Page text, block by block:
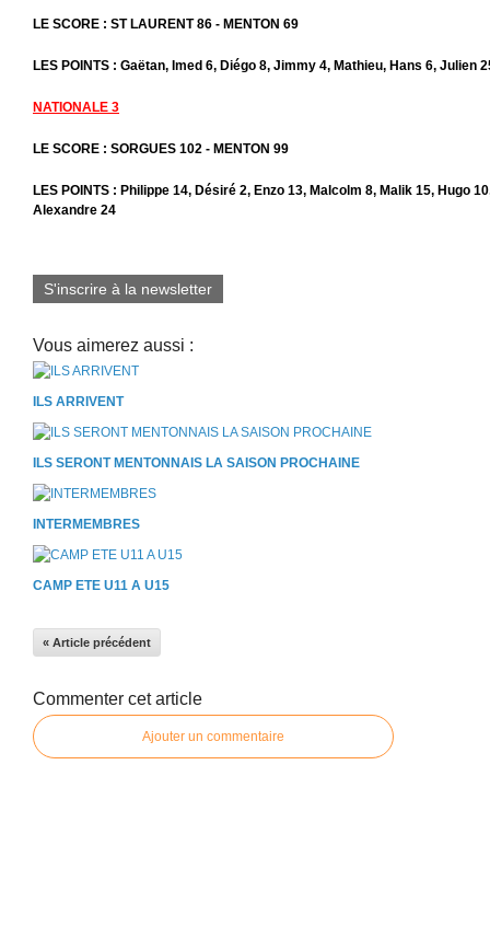
LE SCORE : ST LAURENT 86 - MENTON 69
LES POINTS : Gaëtan, Imed 6, Diégo 8, Jimmy 4, Mathieu, Hans 6, Julien
NATIONALE 3
LE SCORE : SORGUES 102 - MENTON 99
LES POINTS : Philippe 14, Désiré 2, Enzo 13, Malcolm 8, Malik 15, Hugo
Alexandre 24
S'inscrire à la newsletter
Vous aimerez aussi :
ILS ARRIVENT
ILS SERONT MENTONNAIS LA SAISON PROCHAINE
INTERMEMBRES
CAMP ETE U11 A U15
« Article précédent
Commenter cet article
Ajouter un commentaire